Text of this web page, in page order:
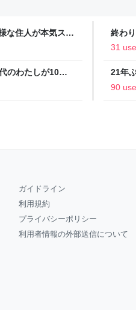
な住人が本気スキ
略 東京・中央
終わ
るこ
31
のわたしが10年
21年
つい
90
ガイドライン
利用規約
プライバシーポリシー
利用者情報の外部送信について